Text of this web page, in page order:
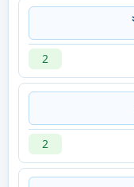
2
2